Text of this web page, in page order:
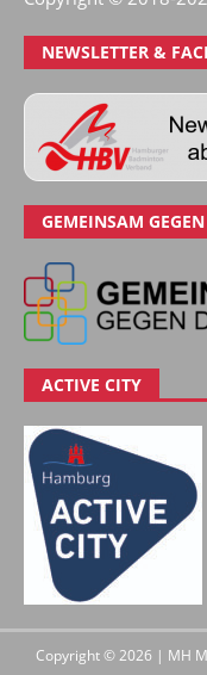
NEWSLETTER &
GEMEINSAM
ACTIVE CITY
Copyright © 2026 | MH